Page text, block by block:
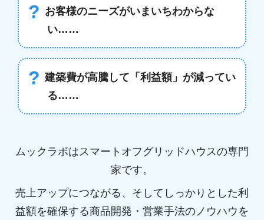
? お客様のニーズがいまいちわからな
い……
? 建築費が高騰して「利益額」が減ってい
る……
ムックラボはスマートオフグリッドハウスの専門
家です。
売上アップにつながる、そしてしっかりとした利
益額を確保する商品開発・営業手法のノウハウを